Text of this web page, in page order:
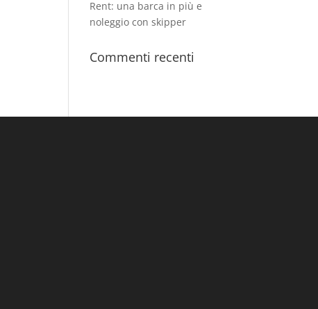
Rent: una barca in più e
noleggio con skipper
Commenti recenti